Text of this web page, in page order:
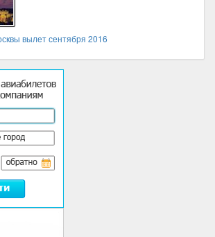
вылет сентября 2016